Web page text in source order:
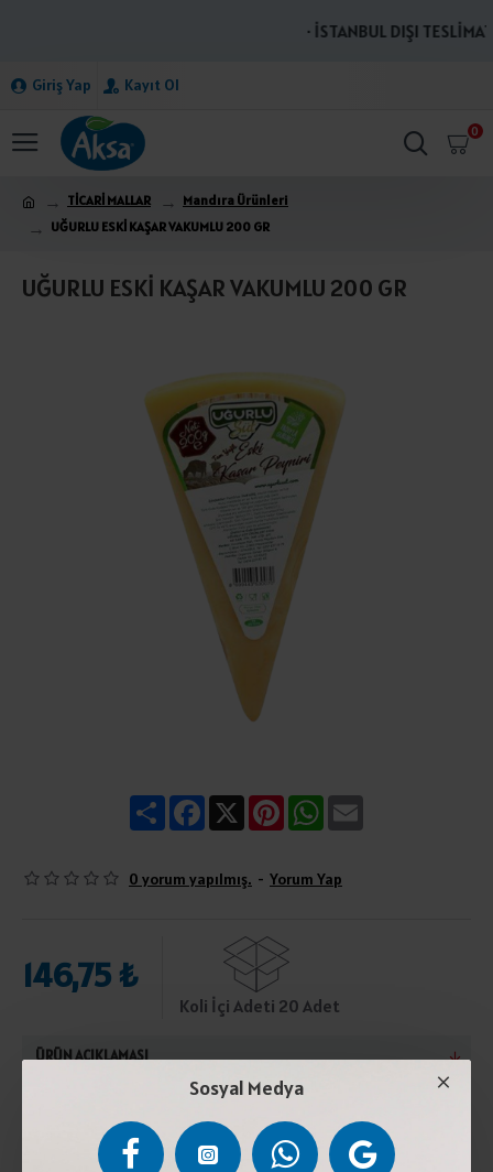
Sosyal Medya
· İSTANBUL DIŞI
Giriş Yap Kayıt Ol
0
TİCARİ MALLAR
Mandıra Ürünleri
UĞURLU ESKİ KAŞAR VAKUMLU 200 GR
UĞURLU ESKİ KAŞAR VAKUMLU 200 GR
ShareFacebook
X PinterestWhatsApp
0 yorum yapılmış. - Yorum Yap
146,75 ₺
Koli İçi Adeti 20 Adet
ÜRÜN AÇIKLAMASI
maddede en az %45 süt yağı içerir. 2°C ile 6°C
arasında muhafaza ediniz. Laktoz içerir.